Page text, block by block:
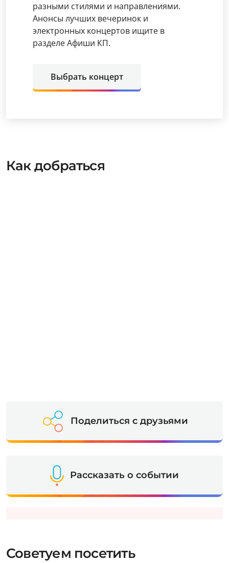
разными стилями и направлениями.
Анонсы лучших вечеринок и
электронных концертов ищите в
разделе Афиши КП.
Выбрать концерт
Как добраться
Поделиться с друзьями
Рассказать о событии
Советуем посетить